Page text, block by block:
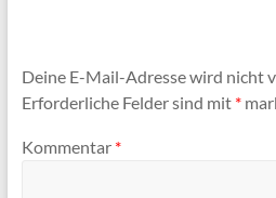
Deine E-Mail-Adresse wird nicht
Erforderliche Felder sind mit *
Kommentar *